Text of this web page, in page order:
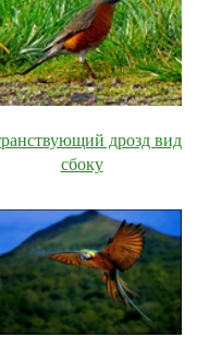
дрозд вид
сбоку